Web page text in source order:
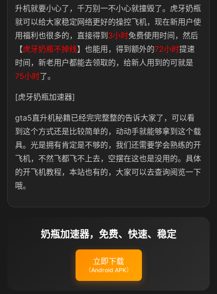
升机就要小心了，千万别一不小心就撞毁了。虎牙奶瓶
就可以给大家稳定网络更好的操控飞机，现在新用户使
用福利也很多的，直接得到 3小时免费使用时间，然后
【虎牙奶瓶不掉线】也能用，得到额外的72小时提速
时间，新老用户都能去领取的，给新人用到的可就是
75小时了。
[虎牙奶瓶加速器]
gta5直升机秘籍已经完完整整的告诉大家了，可以看
到这个方式还是比较简单的，动动手就能够拿到这个载
具。光是拥有肯定是不够的，我们还需要学会熟练的开
飞机，不然飞都飞不上去，空摆在这也是没用的。具体
的开飞机教程，本站也有的，大家可以去查询阅览一下
哦。
奶瓶加速器，免费、快速、稳定
立即下载
（Android APK）